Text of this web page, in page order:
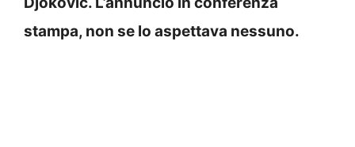
stampa, non se lo aspettava nessuno.